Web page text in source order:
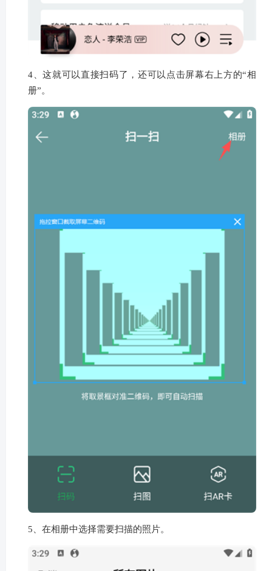
4、这就可以直接扫码了，还可以点击屏幕右上方的“相
册”。
5、在相册中选择需要扫描的照片。